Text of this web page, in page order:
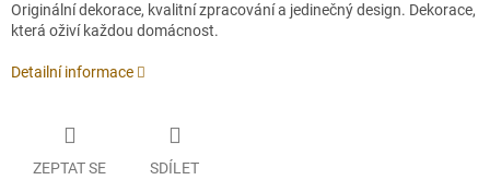
Originální dekorace, kvalitní zpracování a jedinečný design. Dekorace,
která oživí každou domácnost.
Detailní informace
ZEPTAT SE SDÍLET